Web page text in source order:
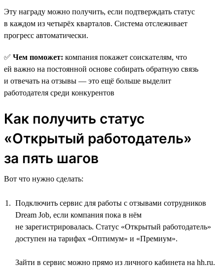
Эту награду можно получить, если подтверждать статус
в каждом из четырёх кварталов. Система отслеживает
прогресс автоматически.
✅ Чем поможет: компания покажет соискателям, что
ей важно на постоянной основе собирать обратную связь
и отвечать на отзывы — это ещё больше выделит
работодателя среди конкурентов
Как получить статус
«Открытый работодатель»
за пять шагов
Вот что нужно сделать:
Подключить сервис для работы с отзывами сотрудников
Dream Job, если компания пока в нём
не зарегистрировалась. Статус «Открытый работодатель»
доступен на тарифах «Оптимум» и «Премиум».
Зайти в сервис можно прямо из личного кабинета на hh.ru.